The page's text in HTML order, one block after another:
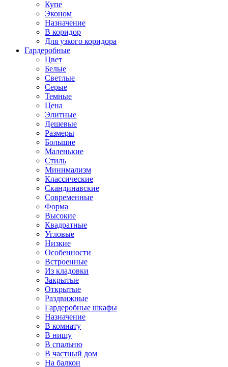
Купе
Эконом
Назначение
В коридор
Для узкого коридора
Гардеробные
Цвет
Белые
Светлые
Серые
Темные
Цена
Элитные
Дешевые
Размеры
Большие
Маленькие
Стиль
Минимализм
Классические
Скандинавские
Современные
Форма
Высокие
Квадратные
Угловые
Низкие
Особенности
Встроенные
Из кладовки
Закрытые
Открытые
Раздвижные
Гардеробные шкафы
Назначение
В комнату
В нишу
В спальню
В частный дом
На балкон